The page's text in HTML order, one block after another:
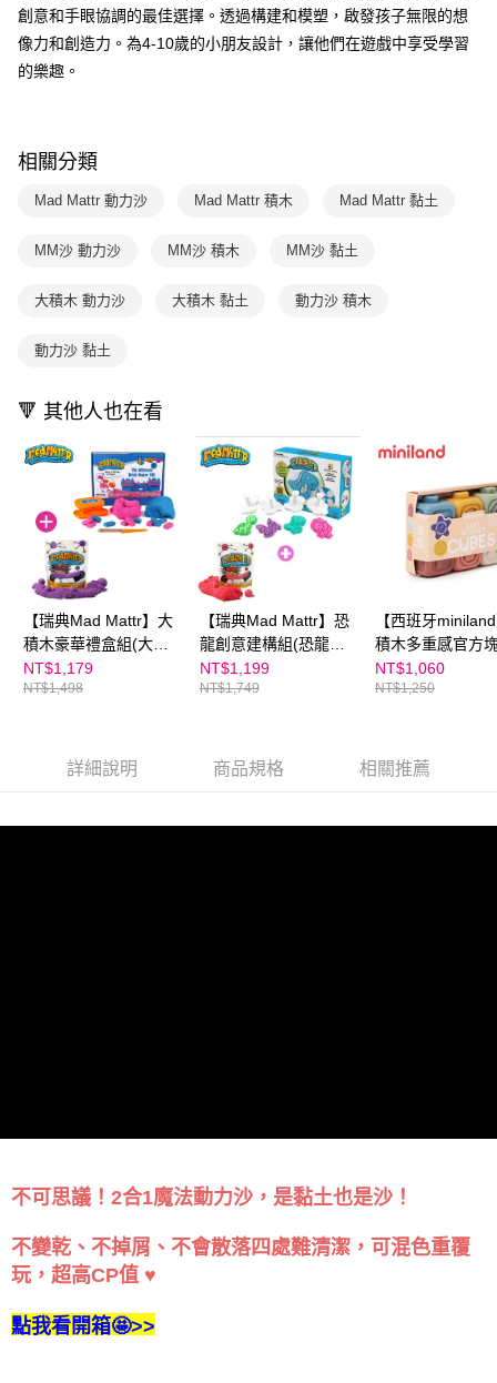
帳／街口支付／iPASS MONEY」等通路繳費。
【注意事項】
1.本服務係由「台灣大哥大股份有限公司」（以下簡稱本公司）所提供，讓
資料（包含姓名、電話或地址）提供予台灣大哥大進項蒐集、處理及利用，
由本公司與您本人進行分期帳單所需資料之確認、核對及更正。
3.完整用戶服務條款，請詳閱以下連結： https://oppay.tw/userRule
結帳頁面，進行簡訊認證並確認金額後，即可完成結帳。
２．訂單成立數日內，您將收到繳費通知簡訊。
３．收到繳費通知簡訊後14天內，點擊此簡訊中的連結，可透過四大超商／
ATM／網路銀行／等多元方式進行付款，方視為交易完成。
是否繳費成功／繳費後需取消欲退款等相關疑問，請聯繫「AFTEE先享後付
１．透過由恩沛科技股份有限公司提供之「AFTEE先享後付」服務完成之交
２．關於個人資料處理事宜，請瀏覽以下網址：
３．未成年的使用者請事先徵得法定代理人或監護人之同意方可使用
４．使用「AFTEE先享後付」時，將依據個別帳號之用戶狀況，依本公司即
時審查核予不同之上限額度；若仍有額度不足之情形，本公司將視審查結果
請求用戶進行身份認證。
５．嚴禁一人註冊多個帳號或使用他人資訊註冊。若發現惡意使用之情形，
恩沛科技股份有限公司將有權停止該用戶之使用額度並採取法律行動。
每筆NT$200
創意和手眼協調的最佳選擇。透過構建和模塑，啟發孩子無限的想
像力和創造力。為4-10歲的小朋友設計，讓他們在遊戲中享受學習
的樂趣。
相關分類
Mad Mattr 動力沙 Mad Mattr 積木 Mad Mattr 黏土
MM沙 動力沙 MM沙 積木 MM沙 黏土
大積木 動力沙 大積木 黏土 動力沙 積木
動力沙 黏土
🔻 其他人也在看
【瑞典Mad Mattr】大
積木豪華禮盒組(大積
木禮盒+沙10oz)
NT$1,179
NT$1,498
【瑞典Mad Mattr】恐
龍創意建構組(恐龍造
型禮盒+10oz沙)
NT$1,199
NT$1,749
【西班牙
積木多重感官方
NT$1,060
NT$1,250
詳細說明 商品規格 相關推薦
不可思議！2合1魔法動力沙，是黏土也是沙！
不變乾、不掉屑、不會散落四處難清潔，可混色重覆
玩，超高CP值 ♥
點我看開箱🤩>>